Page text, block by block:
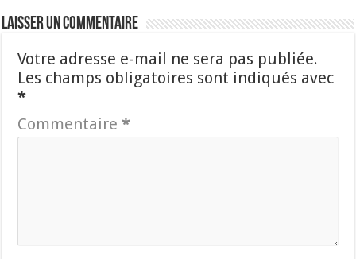
Laisser un commentaire
Votre adresse e-mail ne sera pas publiée.
Les champs obligatoires sont indiqués avec
*
Commentaire*